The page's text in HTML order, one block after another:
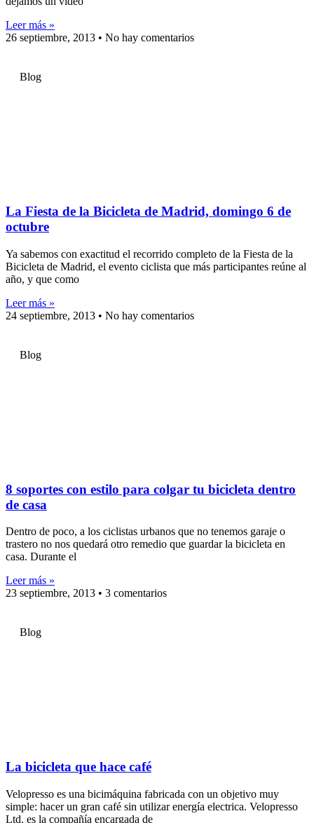
Leer más »
26 septiembre, 2013
No hay comentarios
Blog
La Fiesta de la Bicicleta de Madrid, domingo 6 de
octubre
Ya sabemos con exactitud el recorrido completo de la Fiesta de la
Bicicleta de Madrid, el evento ciclista que más participantes reúne al
año, y que como
Leer más »
24 septiembre, 2013
No hay comentarios
Blog
8 soportes con estilo para colgar tu bicicleta dentro
de casa
Dentro de poco, a los ciclistas urbanos que no tenemos garaje o
trastero no nos quedará otro remedio que guardar la bicicleta en
casa. Durante el
Leer más »
23 septiembre, 2013
3 comentarios
Blog
La bicicleta que hace café
Velopresso es una bicimáquina fabricada con un objetivo muy
simple: hacer un gran café sin utilizar energía electrica. Velopresso
Ltd. es la compañía encargada de